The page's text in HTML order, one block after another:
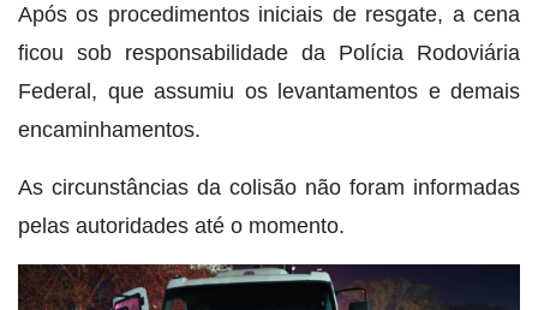
Após os procedimentos iniciais de resgate, a cena
ficou sob responsabilidade da Polícia Rodoviária
Federal, que assumiu os levantamentos e demais
encaminhamentos.
As circunstâncias da colisão não foram informadas
pelas autoridades até o momento.